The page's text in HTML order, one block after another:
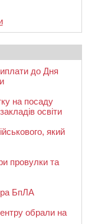
до Дня
на посаду
освіти
який
провулки та
БпЛА
обрали на